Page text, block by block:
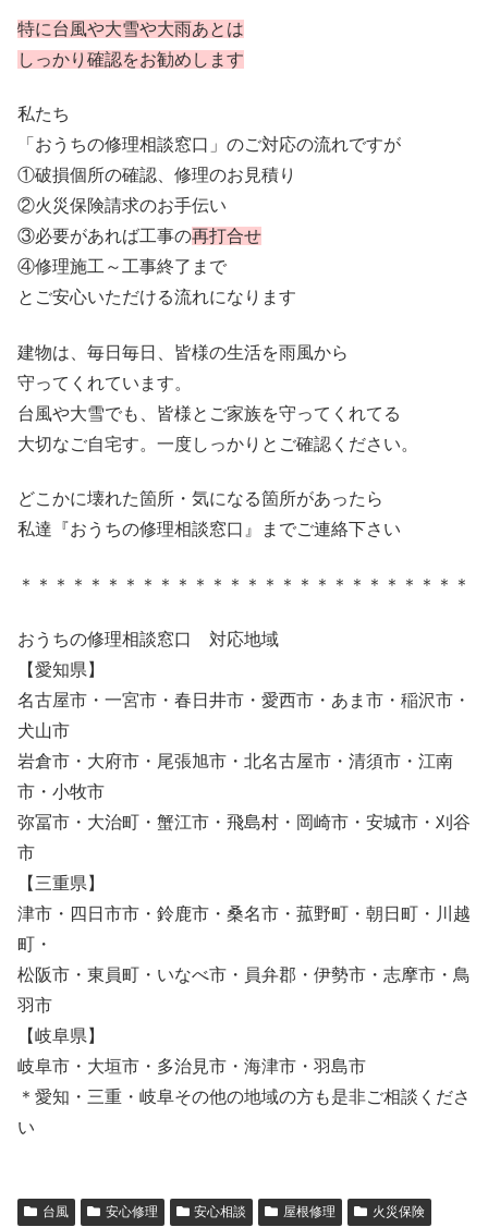
特に台風や大雪や大雨あとは
しっかり確認をお勧めします
私たち
「おうちの修理相談窓口」のご対応の流れですが
①破損個所の確認、修理のお見積り
②火災保険請求のお手伝い
③必要があれば工事の再打合せ
④修理施工～工事終了まで
とご安心いただける流れになります
建物は、毎日毎日、皆様の生活を雨風から
守ってくれています。
台風や大雪でも、皆様とご家族を守ってくれてる
大切なご自宅す。一度しっかりとご確認ください。
どこかに壊れた箇所・気になる箇所があったら
私達『おうちの修理相談窓口』までご連絡下さい
＊＊＊＊＊＊＊＊＊＊＊＊＊＊＊＊＊＊＊＊＊＊＊＊＊＊
おうちの修理相談窓口 対応地域
【愛知県】
名古屋市・一宮市・春日井市・愛西市・あま市・稲沢市・
犬山市
岩倉市・大府市・尾張旭市・北名古屋市・清須市・江南
市・小牧市
弥冨市・大治町・蟹江市・飛島村・岡崎市・安城市・刈谷
市
【三重県】
津市・四日市市・鈴鹿市・桑名市・菰野町・朝日町・川越
町・
松阪市・東員町・いなべ市・員弁郡・伊勢市・志摩市・鳥
羽市
【岐阜県】
岐阜市・大垣市・多治見市・海津市・羽島市
＊愛知・三重・岐阜その他の地域の方も是非ご相談くださ
い
台風 安心修理 安心相談 屋根修理
火災保険